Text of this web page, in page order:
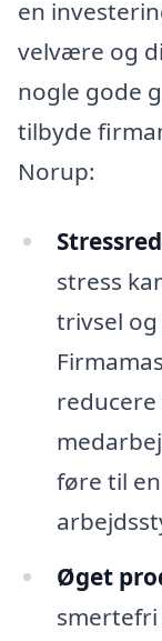
en
velvære og
nogle gode
tilbyde
Norup:
stress
trivsel
føre til
Øget